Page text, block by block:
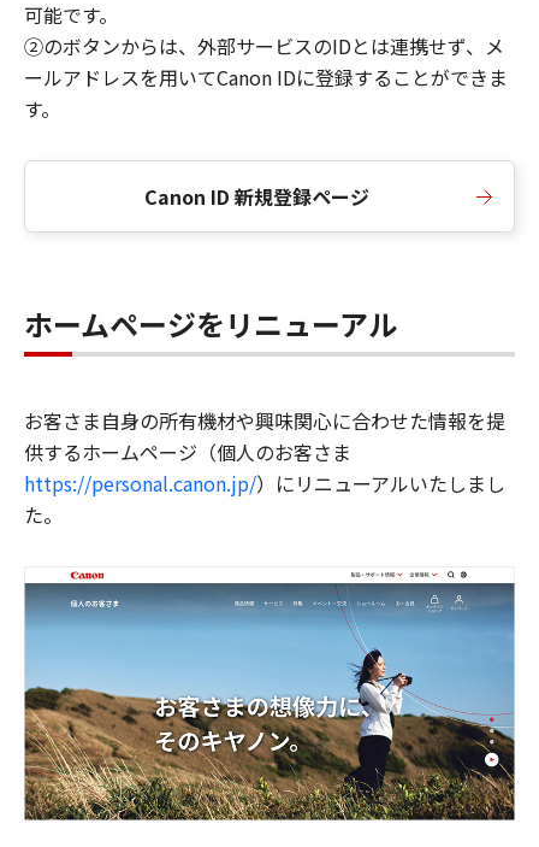
可能です。
②のボタンからは、外部サービスのIDとは連携せず、メ
ールアドレスを用いてCanon IDに登録することができま
す。
Canon ID 新規登録ページ
ホームページをリニューアル
お客さま自身の所有機材や興味関心に合わせた情報を提
供するホームページ（個人のお客さま
https://personal.canon.jp/）にリニューアルいたしまし
た。